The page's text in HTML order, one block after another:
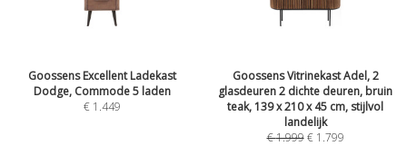
Goossens Excellent Ladekast
Dodge, Commode 5 laden
€ 1.449
Goossens Vitrinekast Adel, 2
glasdeuren 2 dichte deuren, bruin
teak, 139 x 210 x 45 cm, stijlvol
landelijk
€1.999 € 1.799